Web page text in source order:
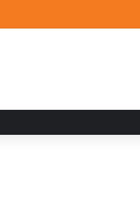
con nuevas obras de